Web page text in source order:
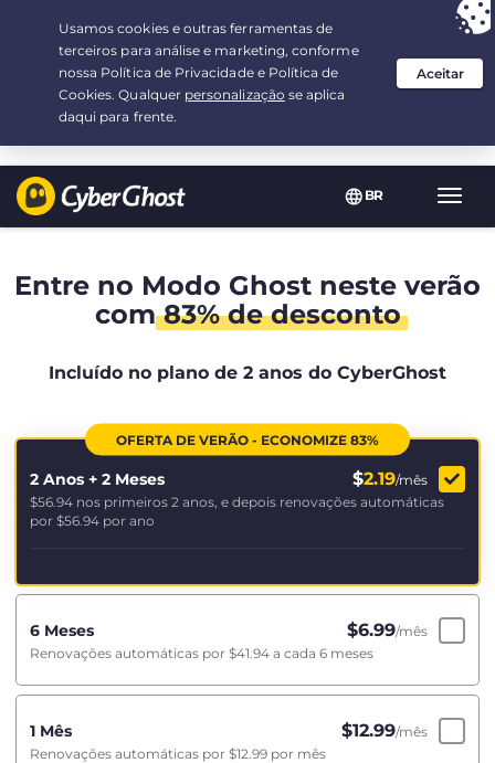
BR
Sua escolha: a melhor ofertapor 2.1666666666667-ano(s) a $
/mês
Entre no Modo Ghost neste verão
com83% de desconto
Incluído no plano de 2 anos do CyberGhost
OFERTA DE VERÃO - ECONOMIZE 83%
2 Anos + 2 Meses $2.19/mês
$56.94 nos primeiros 2 anos, e depois renovações automáticas
por $56.94 por ano
6 Meses $6.99/mês
Renovações automáticas por $41.94 a cada 6 meses
1 Mês $12.99/mês
Renovações automáticas por $12.99 por mês